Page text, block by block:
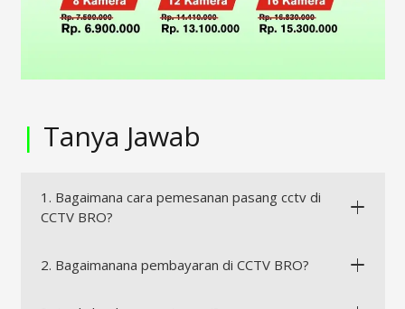
| Tanya Jawab
1. Bagaimana cara pemesanan pasang cctv di
CCTV BRO?
2. Bagaimanana pembayaran di CCTV BRO?